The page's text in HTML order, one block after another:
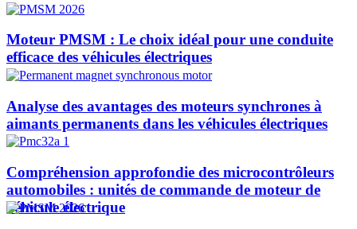
Moteur PMSM : Le choix idéal pour une conduite
efficace des véhicules électriques
Analyse des avantages des moteurs synchrones à
aimants permanents dans les véhicules électriques
Compréhension approfondie des microcontrôleurs
automobiles : unités de commande de moteur de
véhicule électrique